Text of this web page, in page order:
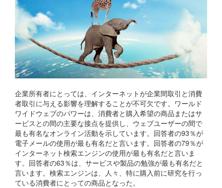
企業所有者にとっては、インターネットが企業間取引と消費
者取引に与える影響を理解することが不可欠です。ワールド
ワイドウェブのパワーは、消費者と購入希望の商品またはサ
ービスとの間の主要な接点を提供し、ウェブユーザーの間で
最も有名なオンライン活動を示しています。回答者の93％が
電子メールの使用が最も有名だと言います。回答者の79％が
インターネット検索エンジンの使用が最も有名だと言いま
す。回答者の63％は、サービスや製品の勉強が最も有名だと
言います。検索エンジンは、人々、特に購入前に研究を行っ
ている消費者にとっての商品となった。